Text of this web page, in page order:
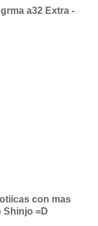
a32 Extra -
con mas
Shinjo =D